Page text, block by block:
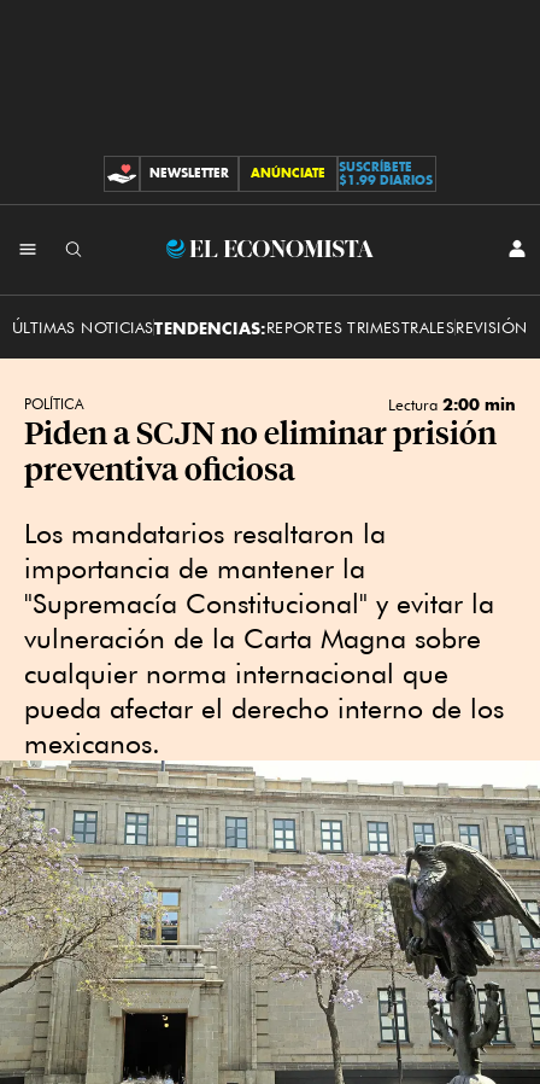
CONTRIBUCIONES
NEWSLETTER ANÚNCIATE
SUSCRÍBETE
$1.99 DIARIOS
El
ÚLTIMAS NOTICIASTENDENCIAS:REPORTES TRIMESTRALESREVISIÓN
POLÍTICA Lectura 2:00 min
Piden a SCJN no eliminar prisión
preventiva oficiosa
Los mandatarios resaltaron la
importancia de mantener la
"Supremacía Constitucional" y evitar la
vulneración de la Carta Magna sobre
cualquier norma internacional que
pueda afectar el derecho interno de los
mexicanos.